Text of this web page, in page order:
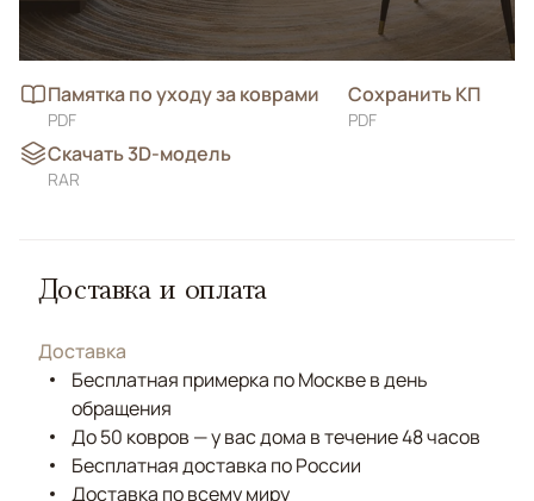
Памятка по уходу за коврами
PDF
Сохранить КП
PDF
Скачать 3D-модель
RAR
Доставка и оплата
Доставка
Бесплатная примерка по Москве в день
обращения
До 50 ковров — у вас дома в течение 48 часов
Бесплатная доставка по России
Доставка по всему миру